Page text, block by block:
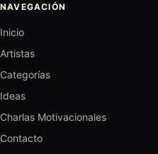
NAVEGACIÓN
Inicio
Artistas
Categorías
Ideas
Charlas Motivacionales
Contacto